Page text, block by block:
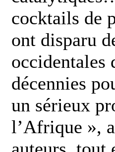
cocktails de
ont disparu
occidentales
décennies
un sérieux
l’Afrique »,